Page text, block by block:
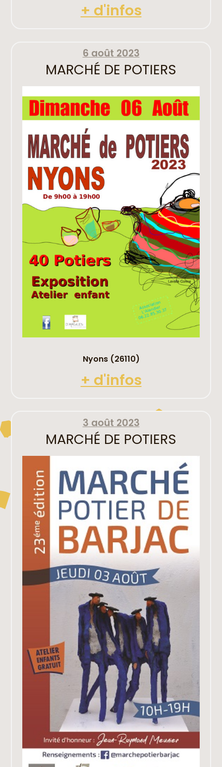
+ d'infos
6 août 2023
MARCHÉ DE POTIERS
Nyons (26110)
+ d'infos
3 août 2023
MARCHÉ DE POTIERS